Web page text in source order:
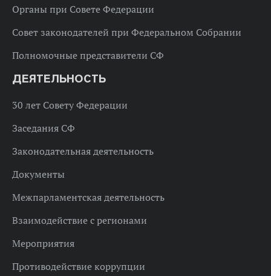
Органы при Совете Федерации
Совет законодателей при Федеральном Собрании
Полномочные представители СФ
ДЕЯТЕЛЬНОСТЬ
30 лет Совету Федерации
Заседания СФ
Законодательная деятельность
Документы
Межпарламентская деятельность
Взаимодействие с регионами
Мероприятия
Противодействие коррупции